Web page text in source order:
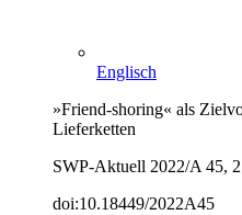
Englisch
»Friend-shoring« als
Lieferketten
SWP-Aktuell 2022/A 45,
doi:10.18449/2022A45